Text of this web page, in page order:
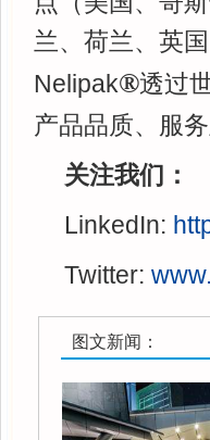
兰、荷兰、英
Nelipak®透过
产品品质、服
关注我们：
LinkedIn:
Twitter:
图文新闻：